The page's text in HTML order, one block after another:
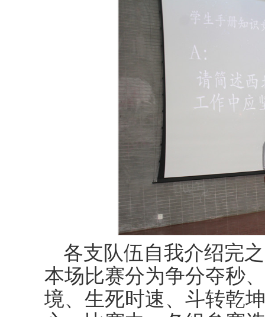
各支队伍自我介绍完
本场比赛分为争分夺秒
境、生死时速、斗转乾